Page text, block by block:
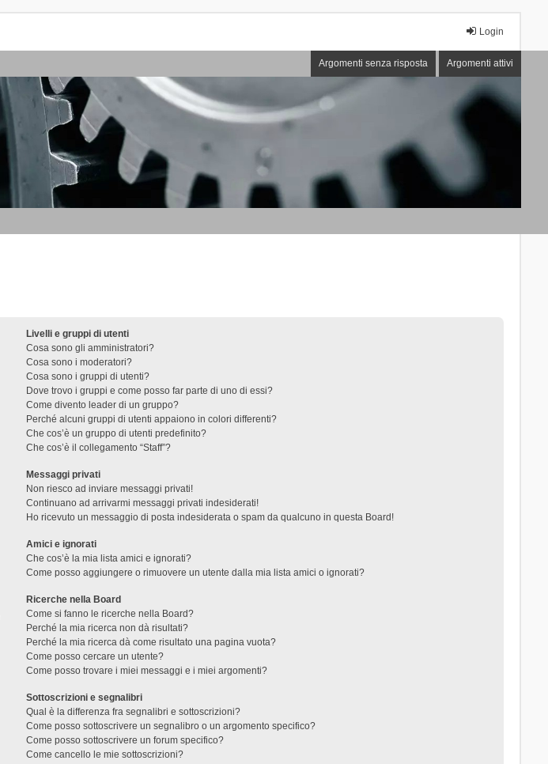
Login
Argomenti senza risposta Argomenti attivi
Livelli e gruppi di utenti
Cosa sono gli amministratori?
Cosa sono i moderatori?
Cosa sono i gruppi di utenti?
Dove trovo i gruppi e come posso far parte di uno di essi?
Come divento leader di un gruppo?
Perché alcuni gruppi di utenti appaiono in colori differenti?
Che cos’è un gruppo di utenti predefinito?
Che cos’è il collegamento “Staff”?
Messaggi privati
Non riesco ad inviare messaggi privati!
Continuano ad arrivarmi messaggi privati indesiderati!
Ho ricevuto un messaggio di posta indesiderata o spam da qualcuno in questa Board!
Amici e ignorati
Che cos’è la mia lista amici e ignorati?
Come posso aggiungere o rimuovere un utente dalla mia lista amici o ignorati?
Ricerche nella Board
Come si fanno le ricerche nella Board?
Perché la mia ricerca non dà risultati?
Perché la mia ricerca dà come risultato una pagina vuota?
Come posso cercare un utente?
Come posso trovare i miei messaggi e i miei argomenti?
Sottoscrizioni e segnalibri
Qual è la differenza fra segnalibri e sottoscrizioni?
Come posso sottoscrivere un segnalibro o un argomento specifico?
Come posso sottoscrivere un forum specifico?
Come cancello le mie sottoscrizioni?